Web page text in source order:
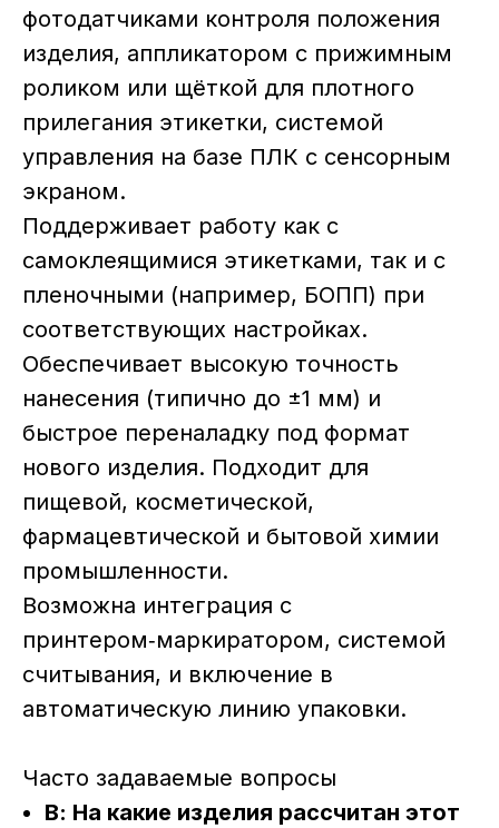
фотодатчиками контроля положения
изделия, аппликатором с прижимным
роликом или щёткой для плотного
прилегания этикетки, системой
управления на базе ПЛК с сенсорным
экраном.
Поддерживает работу как с
самоклеящимися этикетками, так и с
пленочными (например, БОПП) при
соответствующих настройках.
Обеспечивает высокую точность
нанесения (типично до ±1 мм) и
быстрое переналадку под формат
нового изделия. Подходит для
пищевой, косметической,
фармацевтической и бытовой химии
промышленности.
Возможна интеграция с
принтером‑маркиратором, системой
считывания, и включение в
автоматическую линию упаковки.
Часто задаваемые вопросы
В: На какие изделия рассчитан этот